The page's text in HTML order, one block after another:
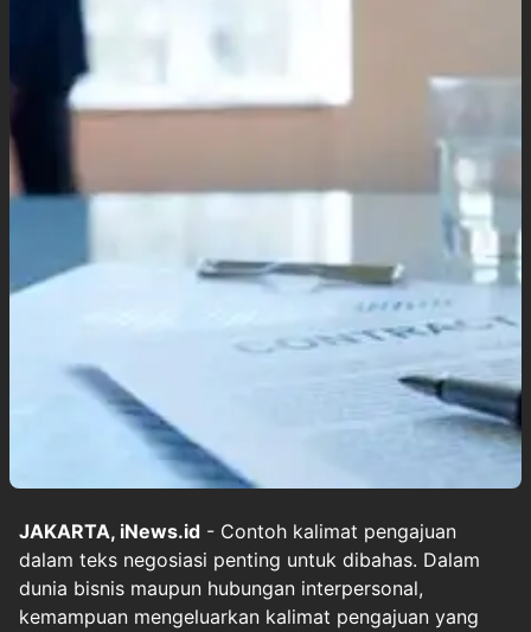
JAKARTA, iNews.id - Contoh kalimat pengajuan
dalam teks negosiasi penting untuk dibahas. Dalam
dunia bisnis maupun hubungan interpersonal,
kemampuan mengeluarkan kalimat pengajuan yang